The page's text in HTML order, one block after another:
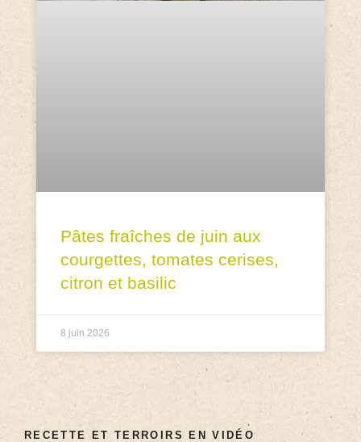
Pâtes fraîches de juin aux
courgettes, tomates cerises,
citron et basilic
8 juin 2026
RECETTE ET TERROIRS EN VIDÉO